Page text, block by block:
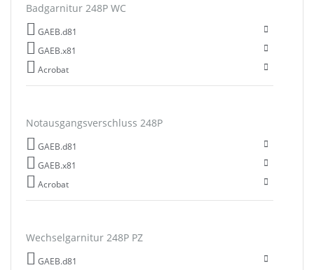
Badgarnitur 248P WC
GAEB.d81
GAEB.x81
Acrobat
Notausgangsverschluss 248P
GAEB.d81
GAEB.x81
Acrobat
Wechselgarnitur 248P PZ
GAEB.d81